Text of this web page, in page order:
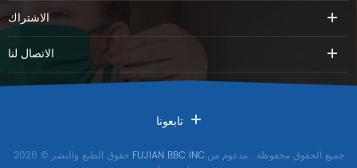
الاشتراك
الاتصال لنا
تابعونا
حقوق الطبع والنشر © 2026 FUJIAN BBC INC. جميع الحقوق محفوظة . مدعوم من